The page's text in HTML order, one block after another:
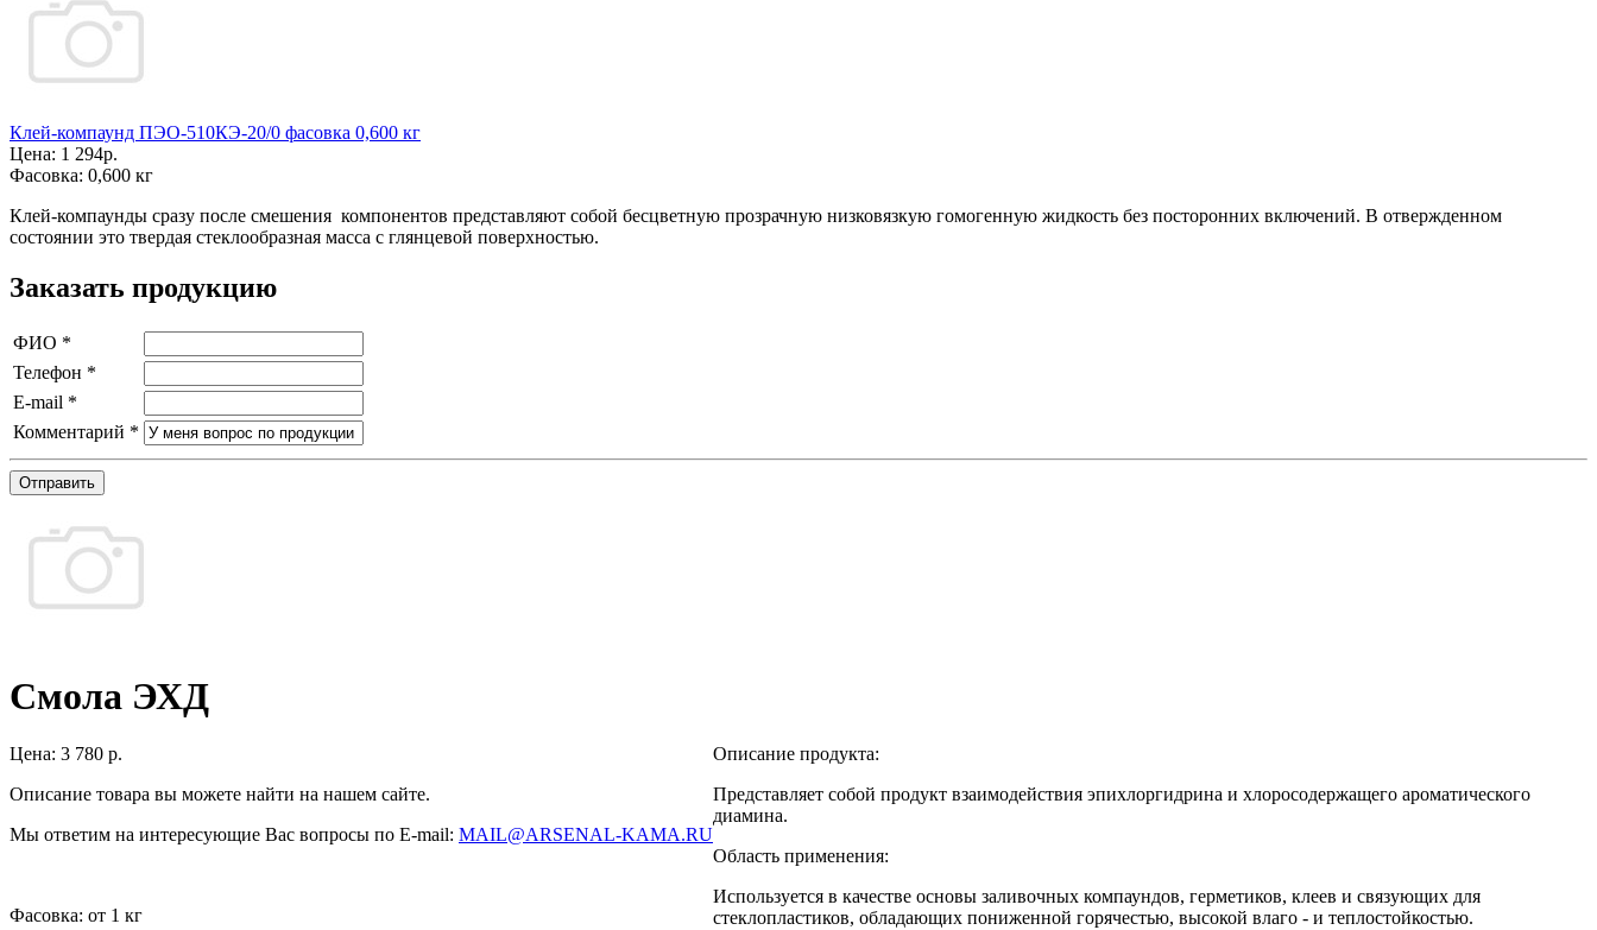
Клей-компаунд ПЭО-510КЭ-20/0 фасовка 0,600 кг
Цена: 1 294р.
Фасовка: 0,600 кг
Клей-компаунды сразу после смешения компонентов представляют собой бесцветную прозрачную низковязкую гомогенную жидкость без посторонних включений. В отвержденном
состоянии это твердая стеклообразная масса с глянцевой поверхностью.
Заказать продукцию
ФИО *
Телефон *
E-mail *
Комментарий *
Отправить
Смола ЭХД
Цена: 3 780 р.
Описание товара вы можете найти на нашем сайте.
Мы ответим на интересующие Вас вопросы по E-mail: MAIL@ARSENAL-KAMA.RU
Фасовка: от 1 кг
Описание продукта:
Представляет собой продукт взаимодействия эпихлоргидрина и хлоросодержащего ароматического
диамина.
Область применения:
Используется в качестве основы заливочных компаундов, герметиков, клеев и связующих для
стеклопластиков, обладающих пониженной горячестью, высокой влаго - и теплостойкостью.